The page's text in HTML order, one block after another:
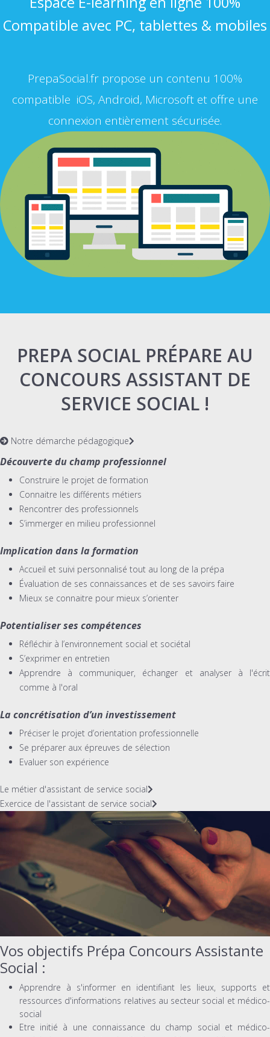
Compatible avec PC, tablettes & mobiles
PrepaSocial.fr propose un contenu 100%
compatible iOS, Android, Microsoft et offre une
connexion entièrement sécurisée.
PREPA SOCIAL PRÉPARE AU
CONCOURS ASSISTANT DE
SERVICE SOCIAL !
Notre démarche pédagogique
Découverte du champ professionnel
Construire le projet de formation
Connaitre les différents métiers
Rencontrer des professionnels
S’immerger en milieu professionnel
Implication dans la formation
Accueil et suivi personnalisé tout au long de la prépa
Évaluation de ses connaissances et de ses savoirs faire
Mieux se connaitre pour mieux s’orienter
Potentialiser ses compétences
Réfléchir à l’environnement social et sociétal
S’exprimer en entretien
Apprendre à communiquer, échanger et analyser à l'écrit
comme à l'oral
La concrétisation d’un investissement
Préciser le projet d’orientation professionnelle
Se préparer aux épreuves de sélection
Evaluer son expérience
Le métier d'assistant de service social
Exercice de l'assistant de service social
Vos objectifs Prépa Concours Assistante
Social :
Apprendre à s'informer en identifiant les lieux, supports et
ressources d'informations relatives au secteur social et médico-
social
Etre initié à une connaissance du champ social et médico-